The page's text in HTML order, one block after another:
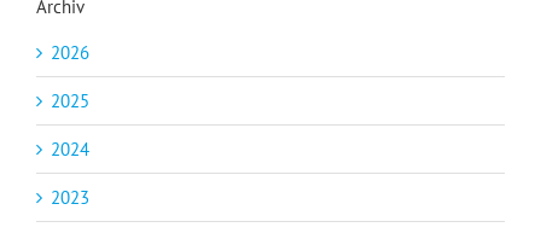
Archiv
2026
2025
2024
2023